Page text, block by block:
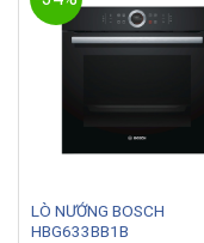
LÒ NƯỚNG BOSCH
HBG633BB1B